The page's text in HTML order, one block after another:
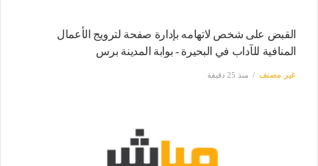
القبض على شخص لاتهامه بإدارة صفحة لترويج الأعمال
المنافية للآداب في البحيرة - بوابة المدينة برس
غير مصنف منذ 25 دقيقة